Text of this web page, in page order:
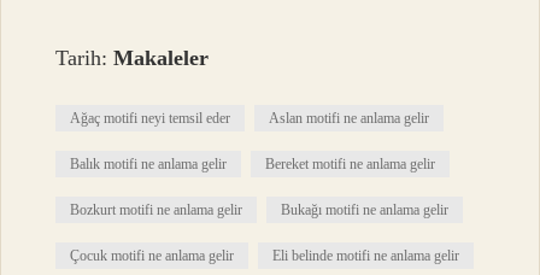
Tarih:Makaleler
Ağaç motifi neyi temsil eder Aslan motifi ne anlama gelir
Balık motifi ne anlama gelir Bereket motifi ne anlama gelir
Bozkurt motifi ne anlama gelir Bukağı motifi ne anlama gelir
Çocuk motifi ne anlama gelir Eli belinde motifi ne anlama gelir